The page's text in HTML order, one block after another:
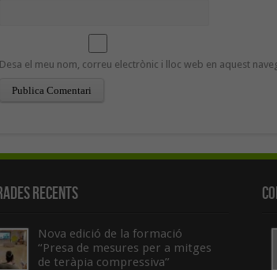
Desa el meu nom, correu electrònic i lloc web en aquest
recents
Nova edició de la formació
“Presa de mesures per a mitges
de teràpia compressiva”